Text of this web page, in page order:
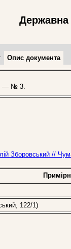
Державна
Опис документа
— № 3.
Зборовський
122/1)